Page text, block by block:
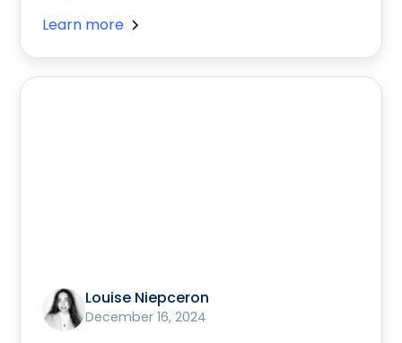
Learn more
Louise Niepceron
December 16, 2024